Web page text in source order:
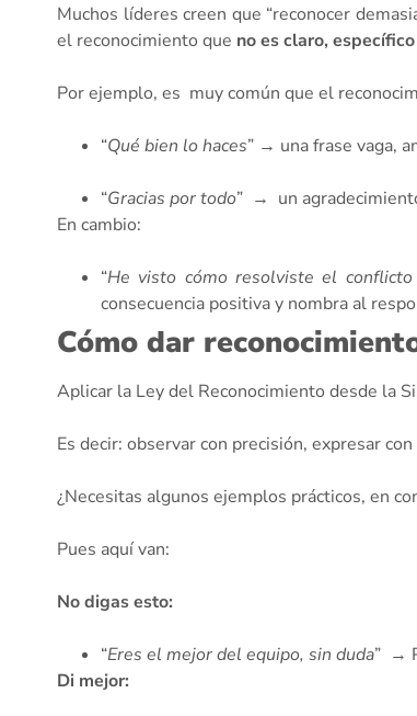
Muchos líderes creen que “reconocer
el reconocimiento que no es claro,
Por ejemplo, es muy común que el
“Qué bien lo haces” → una frase vaga,
“Gracias por todo” → un
En cambio:
“He visto cómo resolviste el
consecuencia positiva y nombra al
Cómo dar
Aplicar la Ley del Reconocimiento desde la
Es decir: observar con precisión, expresar
¿Necesitas algunos ejemplos prácticos, en
Pues aquí van:
No digas esto:
“Eres el mejor del equipo, sin duda” →
Di mejor: